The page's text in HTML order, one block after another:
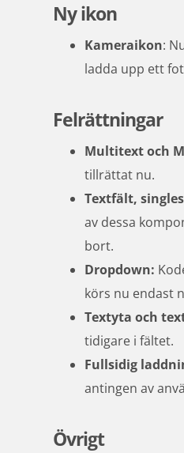
Ny ikon
Kameraikon:
ladda upp ett
Felrättningar
Multitext och
tillrättat nu.
Textfält,
av dessa
bort.
Dropdown:
körs nu endast
Textyta och
tidigare i fältet.
Fullsidig
antingen av
Övrigt